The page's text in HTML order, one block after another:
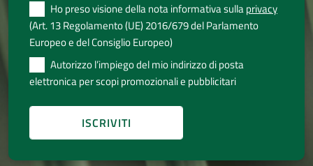
Ho preso visione della nota informativa sullaprivacy
(Art. 13 Regolamento (UE) 2016/679 del Parlamento
Europeo e del Consiglio Europeo)
Autorizzo l’impiego del mio indirizzo di posta
elettronica per scopi promozionali e pubblicitari